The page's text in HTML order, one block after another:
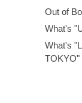
Out of
What's
What's
TOKYO"